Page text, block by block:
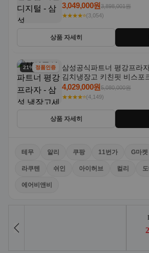
24kg+20kg 세제자동투입 1
3,049,000원3,898,001원
★★★★⭐(3,054)
상품 자세히
21% 할인정품인증
삼성공식파트너 평강프라
김치냉장고 키친핏 비스포
주가전 빌트인 화이트
4,029,000원5,080,000원
★★★★⭐(4,149)
상품 자세히
테무 알리 쿠팡 11번가 G마켓
라쿠텐 쉬인 아이허브 컬리
에어비앤비